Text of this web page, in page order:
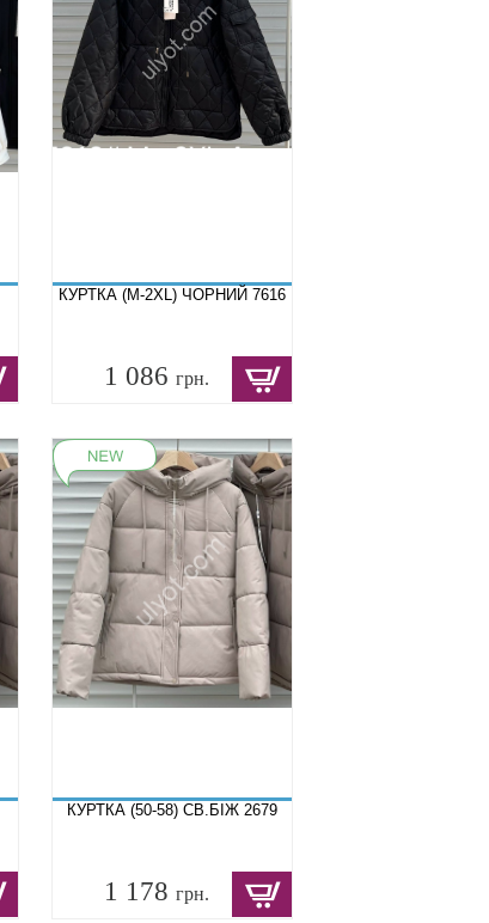
КУРТКА (M-2XL) ЧОРНИЙ 7616
1 086грн.
КУРТКА (50-58) СВ.БІЖ 2679
1 178грн.